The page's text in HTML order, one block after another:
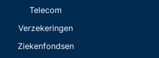
Telecom
Verzekeringen
Ziekenfondsen